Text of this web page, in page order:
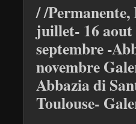
/ /
juillet- 16 aout
septembre -
novembre
Abbazia di
Toulouse-